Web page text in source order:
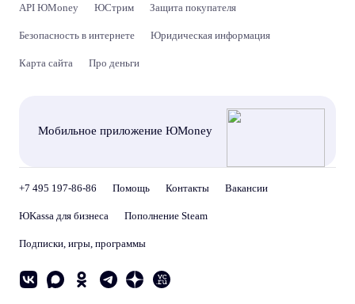
API ЮMoney ЮСтрим Защита покупателя
Безопасность в интернете Юридическая информация
Карта сайта Про деньги
Мобильное приложение ЮMoney
+7 495 197-86-86 Помощь Контакты Вакансии
ЮKassa для бизнеса Пополнение Steam
Подписки, игры, программы